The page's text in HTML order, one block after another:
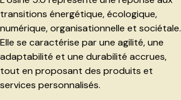
transitions énergétique, écologique,
numérique, organisationnelle et sociétale.
Elle se caractérise par une agilité, une
adaptabilité et une durabilité accrues,
tout en proposant des produits et
services personnalisés.